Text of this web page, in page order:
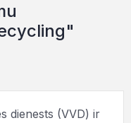
dienests (VVD) ir